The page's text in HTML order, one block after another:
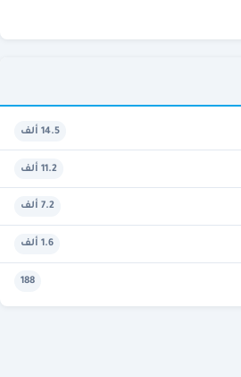
14.5 ألف
11.2 ألف
7.2 ألف
1.6 ألف
188